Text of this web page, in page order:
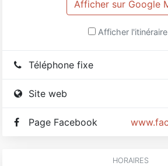
Afficher sur Google
Afficher l'itinéraire
Téléphone fixe
Site web
Page Facebook
HORAIRES